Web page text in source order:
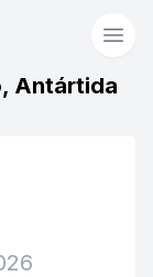
Antártida